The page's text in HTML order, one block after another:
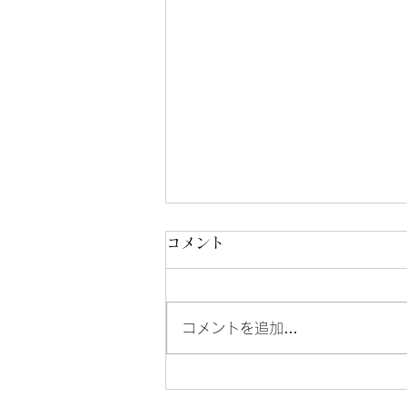
【令和8年度の保険料率の改
定について】
務所です。 令和8年度は、健康
保険、介護保険、雇用保険の保険
コメント
コメントを追加…